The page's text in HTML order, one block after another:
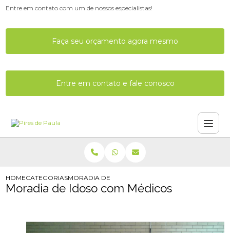
Entre em contato com um de nossos especialistas!
Faça seu orçamento agora mesmo
Entre em contato e fale conosco
HOMECATEGORIASMORADIA DE IDOSO COM MEDICOS
Moradia de Idoso com Médicos